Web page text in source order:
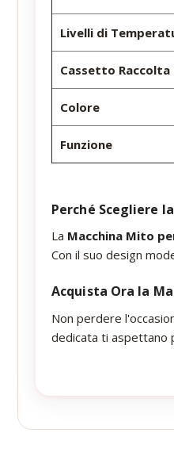
Livelli di
Cassetto Raccolta
Colore
Funzione
Perché Scegliere
La Macchina Mito
Con il suo design
Acquista Ora la
Non perdere
dedicata ti aspettano